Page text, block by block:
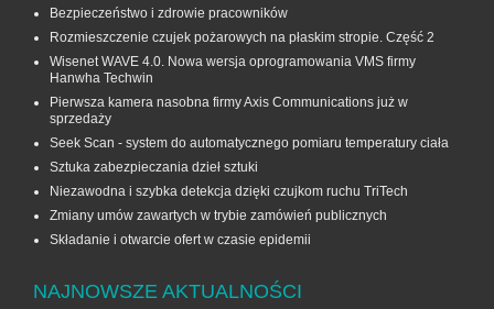
Bezpieczeństwo i zdrowie pracowników
Rozmieszczenie czujek pożarowych na płaskim stropie. Część 2
Wisenet WAVE 4.0. Nowa wersja oprogramowania VMS firmy
Hanwha Techwin
Pierwsza kamera nasobna firmy Axis Communications już w
sprzedaży
Seek Scan - system do automatycznego pomiaru temperatury ciała
Sztuka zabezpieczania dzieł sztuki
Niezawodna i szybka detekcja dzięki czujkom ruchu TriTech
Zmiany umów zawartych w trybie zamówień publicznych
Składanie i otwarcie ofert w czasie epidemii
NAJNOWSZE AKTUALNOŚCI